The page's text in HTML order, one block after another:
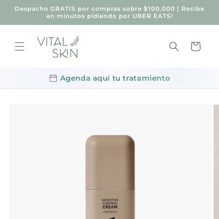
directamente
al contenido
Despacho GRATIS por compras sobre $100.000 | Recibe
en minutos pidiendo por UBER EATS!
Carrito
Agenda aquí tu tratamiento